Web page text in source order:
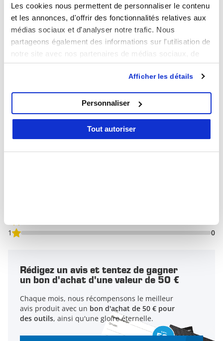
Les cookies nous permettent de personnaliser le contenu
et les annonces, d'offrir des fonctionnalités relatives aux
médias sociaux et d'analyser notre trafic. Nous
partageons également des informations sur l'utilisation de
notre site avec nos partenaires de médias sociaux, de
publicité et d'analyse, qui peuvent combiner celles-ci
avec d'autres informations que vous leur avez fournies ou
Afficher les détails
Tout autoriser
Personnaliser
1 Avis
5/5
1
0
Rédigez un avis et tentez de gagner
un bon d'achat d'une valeur de 50 €
Chaque mois, nous récompensons le meilleur
avis produit avec un bon d'achat de 50 € pour
des outils, ainsi qu'une gloire éternelle.